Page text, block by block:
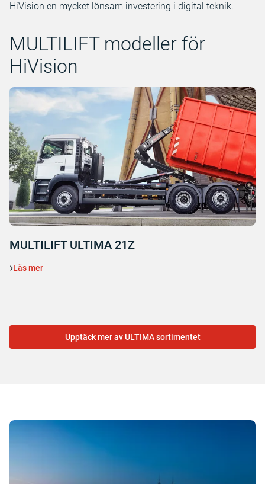
HiVision en mycket lönsam investering i digital teknik.
MULTILIFT modeller för
HiVision
MULTILIFT ULTIMA 21Z
Läs mer
Upptäck mer av ULTIMA sortimentet